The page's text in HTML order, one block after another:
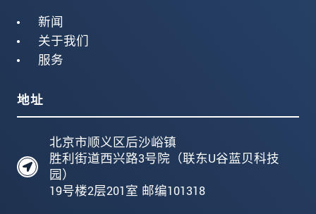
新闻
关于我们
服务
地址
北京市顺义区后沙峪镇
胜利街道西兴路3号院（联东U谷蓝贝科技
园）
19号楼2层201室 邮编101318